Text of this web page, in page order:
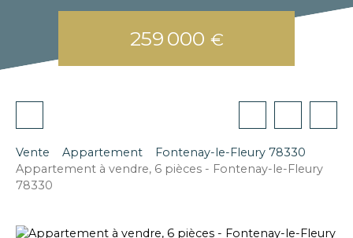
259 000 €
Vente Appartement
Fontenay-le-Fleury 78330
Appartement à vendre, 6 pièces - Fontenay-le-Fleury
78330